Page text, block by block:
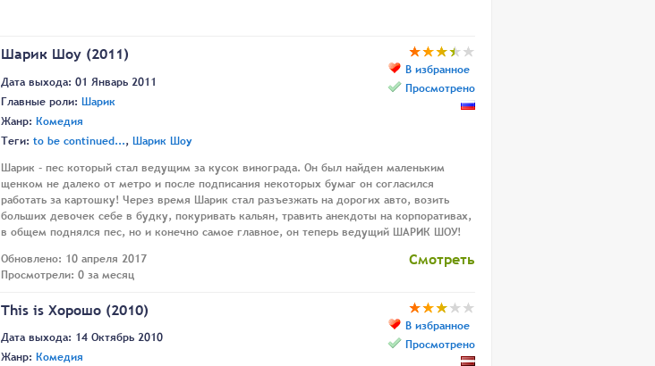
В избранное
Просмотрено
Шарик Шоу (2011)
Дата выхода: 01 Январь 2011
Главные роли: Шарик
Жанр: Комедия
Теги: to be continued..., Шарик Шоу
Шарик - пес который стал ведущим за кусок винограда. Он был найден маленьким
щенком не далеко от метро и после подписания некоторых бумаг он согласился
работать за картошку! Через время Шарик стал разъезжать на дорогих авто, возить
больших девочек себе в будку, покуривать кальян, травить анекдоты на корпоративах,
в общем поднялся пес, но и конечно самое главное, он теперь ведущий ШАРИК ШОУ!
Обновлено: 10 апреля 2017
Просмотрели: 0 за месяц
Смотреть
В избранное
Просмотрено
This is Хорошо (2010)
Дата выхода: 14 Октябрь 2010
Жанр: Комедия